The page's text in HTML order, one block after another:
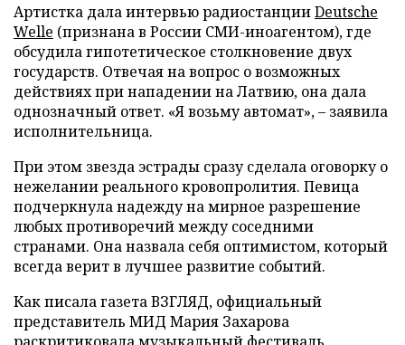
Артистка дала интервью радиостанцииDeutsche
Welle (признана в России СМИ-иноагентом), где
обсудила гипотетическое столкновение двух
государств. Отвечая на вопрос о возможных
действиях при нападении на Латвию, она дала
однозначный ответ. «Я возьму автомат», – заявила
исполнительница.
При этом звезда эстрады сразу сделала оговорку о
нежелании реального кровопролития. Певица
подчеркнула надежду на мирное разрешение
любых противоречий между соседними
странами. Она назвала себя оптимистом, который
всегда верит в лучшее развитие событий.
Как писала газета ВЗГЛЯД, официальный
представитель МИД Мария Захарова